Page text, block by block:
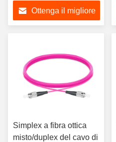
Ottenga il migliore
Simplex a fibra ottica
misto/duplex del cavo di